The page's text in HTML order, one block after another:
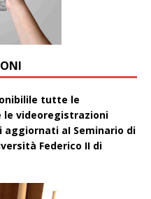
tutte le
le videoregistrazioni
aI Seminario di
Federico II di